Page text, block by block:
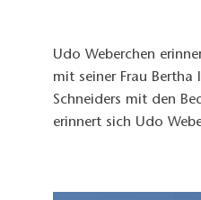
Udo Weberchen
mit seiner Frau
Schneiders mit den
erinnert sich Udo